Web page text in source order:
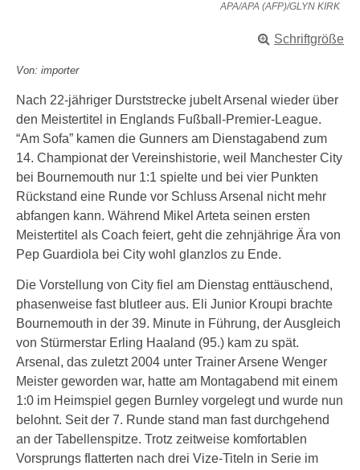
APA/APA (AFP)/GLYN KIRK
Schriftgröße
Von: importer
Nach 22-jähriger Durststrecke jubelt Arsenal wieder über
den Meistertitel in Englands Fußball-Premier-League.
“Am Sofa” kamen die Gunners am Dienstagabend zum
14. Championat der Vereinshistorie, weil Manchester City
bei Bournemouth nur 1:1 spielte und bei vier Punkten
Rückstand eine Runde vor Schluss Arsenal nicht mehr
abfangen kann. Während Mikel Arteta seinen ersten
Meistertitel als Coach feiert, geht die zehnjährige Ära von
Pep Guardiola bei City wohl glanzlos zu Ende.
Die Vorstellung von City fiel am Dienstag enttäuschend,
phasenweise fast blutleer aus. Eli Junior Kroupi brachte
Bournemouth in der 39. Minute in Führung, der Ausgleich
von Stürmerstar Erling Haaland (95.) kam zu spät.
Arsenal, das zuletzt 2004 unter Trainer Arsene Wenger
Meister geworden war, hatte am Montagabend mit einem
1:0 im Heimspiel gegen Burnley vorgelegt und wurde nun
belohnt. Seit der 7. Runde stand man fast durchgehend
an der Tabellenspitze. Trotz zeitweise komfortablen
Vorsprungs flatterten nach drei Vize-Titeln in Serie im